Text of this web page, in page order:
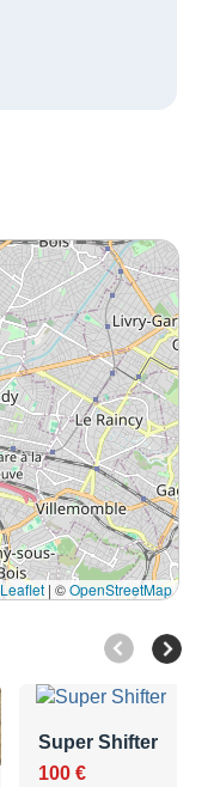
Leaflet | ©OpenStreetMap
Super Shifter
100 €